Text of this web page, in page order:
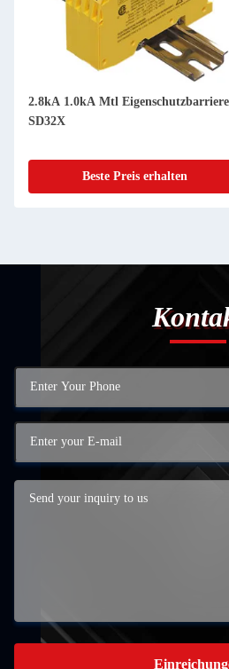
2.8kA 1.0kA Mtl
SD32X
Beste Preis erhalten